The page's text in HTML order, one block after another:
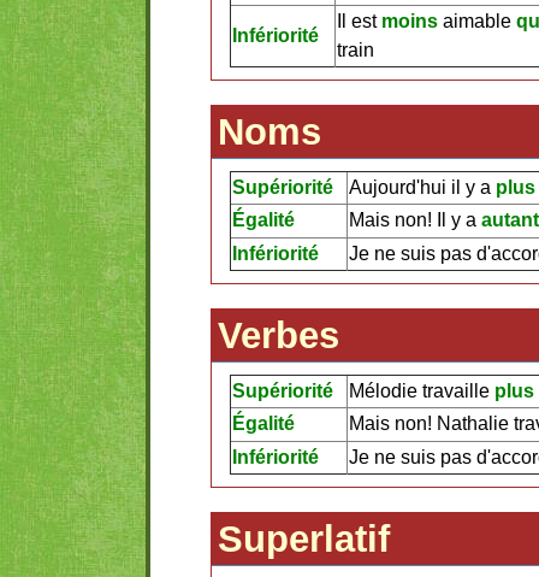
Infériorité
Il est moins aimable
train
Noms
Supériorité Aujourd'hui il y a plus
Égalité
Mais non! Il y a
Infériorité
Je ne suis pas
Verbes
Supériorité Mélodie travaille plus
Égalité
Mais non! Nathalie
Infériorité
Je ne suis pas
Superlatif